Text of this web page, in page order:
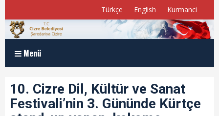
Türkçe English Kurmanci
Menü
Anasayfa
Kurumsal
10. Cizre Dil, Kültür ve Sanat
Festivali’nin 3. Gününde Kürtçe